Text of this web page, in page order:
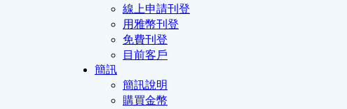
線上申請刊登
用雅幣刊登
免費刊登
目前客戶
簡訊
簡訊說明
購買金幣